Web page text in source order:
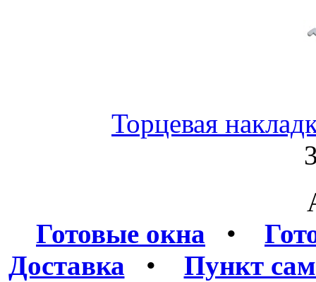
Торцевая
Готовые окна •
Доставка • Пункт